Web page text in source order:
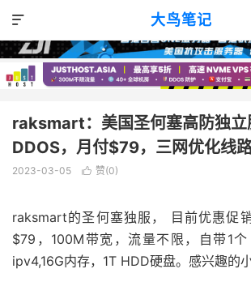
大鸟笔记

独立服务器  正文
raksmart：美国圣何塞高防独
DDOS，月付$79，三网优化线
2023-03-05  赞(0)
raksmart的圣何塞独服， 目前优惠促
$79，100M带宽，流量不限，自带1
ipv4,16G内存，1T HDD硬盘。感兴趣的